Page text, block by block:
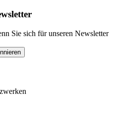
Sie sich für unseren Newsletter